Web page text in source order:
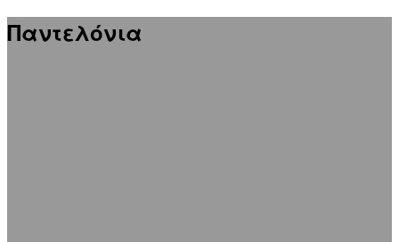
Παντελόνια